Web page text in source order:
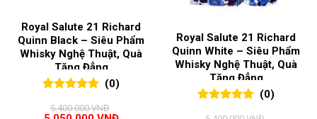
Royal Salute 21 Richard
Quinn Black – Siêu Phẩm
Whisky Nghệ Thuật, Quà
Tặng Đẳng
đánh giá
(0)
5.400.000VNĐ
Royal Salute 21 Richard
Quinn White – Siêu Phẩm
Whisky Nghệ Thuật, Quà
Tặng Đẳng
(0)